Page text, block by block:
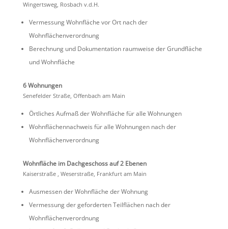
Wingertsweg, Rosbach v.d.H.
Vermes­sung Wohnfläche vor Ort nach der
Wohnflächenverordnung
Berech­nung und Dokumen­ta­tion raumweise der Grund­fläche
und Wohnfläche
6 Wohnungen
Senefelder Straße, Offen­bach am Main
Örtli­ches Aufmaß der Wohnfläche für alle Wohnungen
Wohnflä­chen­nach­weis für alle Wohnungen nach der
Wohnflächenverordnung
Wohnfläche im Dachge­schoss auf 2 Ebenen
Kaiser­straße , Weser­straße, Frank­furt am Main
Ausmessen der Wohnfläche der Wohnung
Vermes­sung der gefor­derten Teilflä­chen nach der
Wohnflächenverordnung